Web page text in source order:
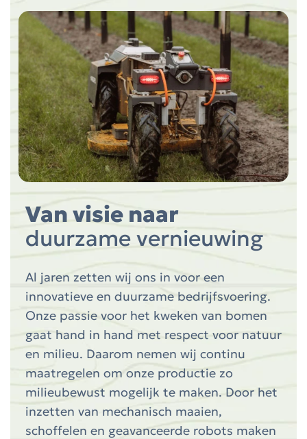
Van visie naar
duurzame vernieuwing
Al jaren zetten wij ons in voor een
innovatieve en duurzame bedrijfsvoering.
Onze passie voor het kweken van bomen
gaat hand in hand met respect voor natuur
en milieu. Daarom nemen wij continu
maatregelen om onze productie zo
milieubewust mogelijk te maken. Door het
inzetten van mechanisch maaien,
schoffelen en geavanceerde robots maken